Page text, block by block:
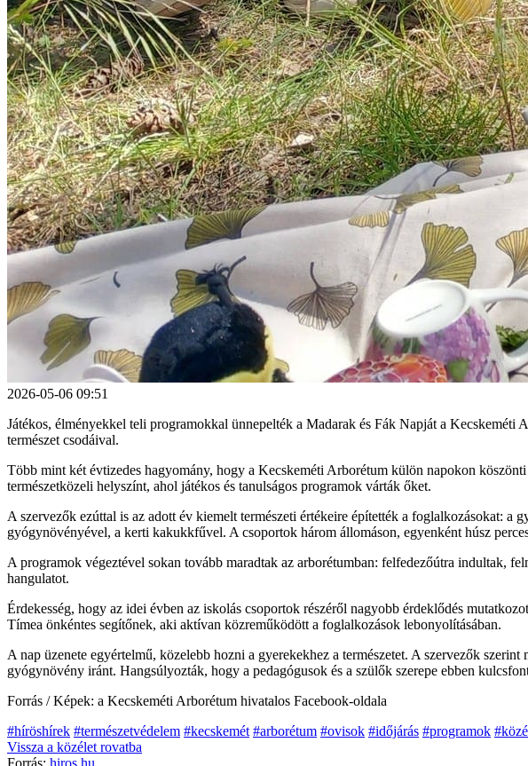
2026-05-06 09:51
Játékos, élményekkel teli programokkal ünnepelték a Madarak és Fák Napját a
természet csodáival.
Több mint két évtizedes hagyomány, hogy a Kecskeméti Arborétum külön napokon
természetközeli helyszínt, ahol játékos és tanulságos programok várták őket.
A szervezők ezúttal is az adott év kiemelt természeti értékeire építették a foglalkozásokat:
gyógynövényével, a kerti kakukkfűvel. A csoportok három állomáson, egyenként húsz
A programok végeztével sokan tovább maradtak az arborétumban: felfedezőútra indultak,
hangulatot.
Érdekesség, hogy az idei évben az iskolás csoportok részéről nagyobb érdeklődés
Tímea önkéntes segítőnek, aki aktívan közreműködött a foglalkozások lebonyolításában.
A nap üzenete egyértelmű, közelebb hozni a gyerekekhez a természetet. A szervezők
gyógynövény iránt. Hangsúlyozták, hogy a pedagógusok és a szülők szerepe ebben
Forrás / Képek: a Kecskeméti Arborétum hivatalos Facebook-oldala
#híröshírek #természetvédelem #kecskemét #arborétum #ovisok #időjárás #programok
Vissza a közélet rovatba
Forrás: hiros.hu